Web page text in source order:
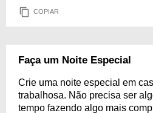
COPIAR
Faça um Noite Especial
Crie uma noite especial em
trabalhosa. Não precisa ser
tempo fazendo algo mais